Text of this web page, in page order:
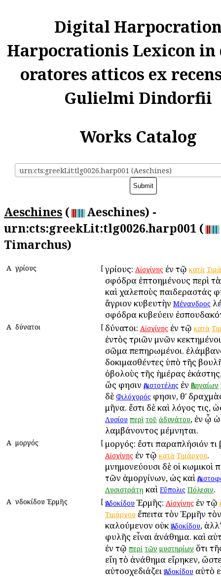
Digital
Harpocrationis Lexicon in
oratores atticos ex
Gulielmi Dindorfii
Works Catalog
urn:cts:greekLit:tlg0026.harp001 (Aeschines)
Aeschines (
Aeschines) -
urn:cts:greekLit:tlg0026.harp001 (
Timarchus)
Α Ἀγρίους [ Ἀγρίους: Αἰσχίνης ἐν τῷ κατὰ
σφόδρα ἐπτοημένους περὶ
καὶ χαλεποὺς παιδεραστάς
ἄγριον κυβευτὴν Μένανδρος
σφόδρα κυβεύειν
Α Ἀδύνατοι [ Ἀδύνατοι: Αἰσχίνης ἐν τῷ κατὰ
ἐντὸς τριῶν μνῶν
σῶμα πεπηρωμένοι.
δοκιμασθέντες ὑπὸ τῆς
ὀβολοὺς τῆς ἡμέρας
ὥς φησιν Ἀριστοτέλης ἐν Ἀθηναίων
δὲ Φιλόχορός φησιν, θʹ
μῆνα. ἔστι δὲ καὶ λόγος τις,
Λυσίου περὶ τοῦ ἀδυνάτου, ἐν ᾧ
λαμβάνοντος μέμνηται.
Α Ἀμοργός [ Ἀμοργός: ἔστι παραπλήσιόν
Αἰσχίνης ἐν τῷ κατὰ Τιμάρχου.
μνημονεύουσι δὲ οἱ κωμικοὶ
τῶν ἀμοργίνων, ὡς καὶ
Λυσιστράτῃ καὶ Εὔπολις Πόλεσιν.
Α Ἀνδοκίδου Ἑρμῆς [ Ἀνδοκίδου Ἑρμῆς: Αἰσχίνης ἐν τῷ
Τιμάρχου ἔπειτα τὸν Ἑρμῆν
καλούμενον οὐκἈνδοκίδου,
φυλῆς εἶναι ἀνάθημα. καὶ
ἐν τῷ περὶ τῶν μυστηρίων ὅτι
εἴη τὸ ἀνάθημα εἴρηκεν,
αὐτοσχεδιάζειἈνδοκίδου αὐτὸ